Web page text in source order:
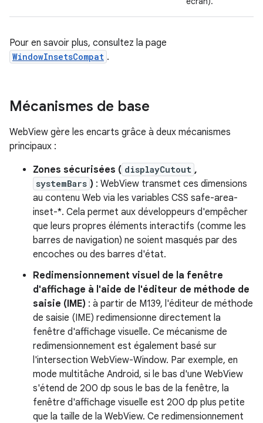
Pour en savoir plus, consultez la page
WindowInsetsCompat .
Mécanismes de base
WebView gère les encarts grâce à deux mécanismes
principaux :
Zones sécurisées ( displayCutout ,
systemBars ) : WebView transmet ces dimensions
au contenu Web via les variables CSS safe-area-
inset-*. Cela permet aux développeurs d'empêcher
que leurs propres éléments interactifs (comme les
barres de navigation) ne soient masqués par des
encoches ou des barres d'état.
Redimensionnement visuel de la fenêtre
d'affichage à l'aide de l'éditeur de méthode de
saisie (IME) : à partir de M139, l'éditeur de méthode
de saisie (IME) redimensionne directement la
fenêtre d'affichage visuelle. Ce mécanisme de
redimensionnement est également basé sur
l'intersection WebView-Window. Par exemple, en
mode multitâche Android, si le bas d'une WebView
s'étend de 200 dp sous le bas de la fenêtre, la
fenêtre d'affichage visuelle est 200 dp plus petite
que la taille de la WebView. Ce redimensionnement